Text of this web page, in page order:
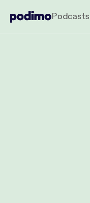
Podcasts